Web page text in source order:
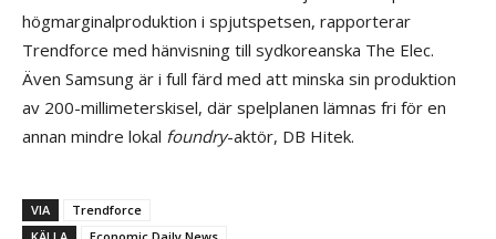
högmarginalproduktion i spjutspetsen, rapporterar
Trendforce med hänvisning till sydkoreanska The Elec.
Även Samsung är i full färd med att minska sin produktion
av 200-millimeterskisel, där spelplanen lämnas fri för en
annan mindre lokal foundry-aktör, DB Hitek.
VIA
Trendforce